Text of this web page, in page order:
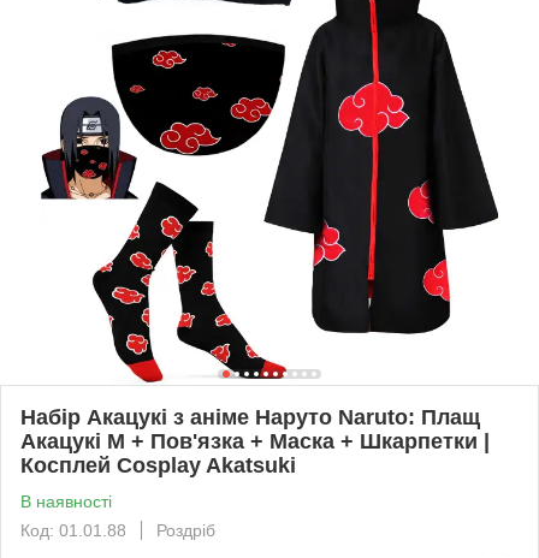
Набір Акацукі з аніме Наруто Naruto: Плащ
Акацукі М + Пов'язка + Маска + Шкарпетки |
Косплей Cosplay Akatsuki
В наявності
Код: 01.01.88
Роздріб